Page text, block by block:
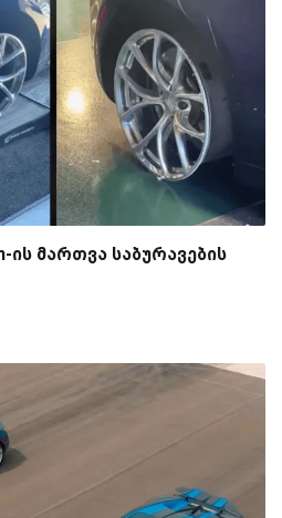
ის მართვა საბურავების